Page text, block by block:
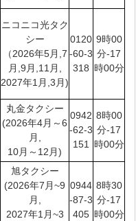
ニコニコ光タク
シー
（2026年5月,7
月,9月,11月,
2027年1月,3月)
0120
-60-3
318
9時00
分-17
時00分
丸金タクシー
(2026年4月～6
月,
10月～12月)
0942
-62-3
151
8時00
分-17
時00分
旭タクシー
(2026年7月~9
月,
2027年1月~3
0944
-87-3
405
8時30
分-17
時00分